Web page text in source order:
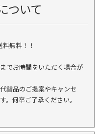
ついて
無料！！
でお時間をいただく場合が
替品のご提案やキャンセ
。何卒ご了承ください。